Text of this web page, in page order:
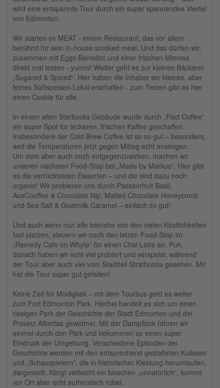
wird eine entspannte Tour durch ein super spannendes Viertel
von Edmonton.
Wir starten im MEAT - einem Restaurant, das vor allem
berühmt für sein in-house smoked meat. Und das dürfen wir,
zusammen mit Eggs Benedict und einer frischen Mimosa
direkt mal testen - yumm! Weiter geht es zur kleinen Bäckerei
„Sugared & Spiced“. Hier haben die Inhaber ein kleines, aber
feines Süßspeisen-Lokal erschaffen - zum Testen gibt es hier
einen Cookie für alle.
In einem alten Starbucks Gebäude wurde durch „Pact Coffee“
ein super Spot für leckeren, frischen Kaffee geschaffen.
Insbesondere der Cold Brew Coffee ist so so gut – besonders,
weil die Temperaturen jetzt gegen Mittag echt ansteigen.
Um dem aber auch noch entgegenzuwirken, machen wir
unseren nächsten Food-Stop bei „Made by Markus“. Hier gibt
es die verrücktesten Eissorten – und die sind dazu noch
organic! Wir probieren uns durch Passionfruit Basil,
AceCooffee & Chocolate Nip, Malted Chocolate Honeycomb
und Sea Salt & Goatmilk Caramel – einfach zu gut!
Und auch wenn nun alle beinahe von den vielen Köstlichkeiten
fast platzen, steuern wir noch den letzen Food-Stop im
„Remedy Cafe on Whyte“ für einen Chai Latte an. Puh,
danach haben wir echt viel probiert und verspeist, während
der Tour aber auch viel vom Stadtteil Strathcona gesehen. Mir
hat die Tour super gut gefallen!
Keine Zeit für Müdigkeit – mit dem Tourbus geht es weiter
zum Fort Edmonton Park. Hierbei handelt es sich um einen
riesigen Park der Geschichte der Stadt Edmonton und der
Provinz Albertas gewidmet. Mit der Dampflock fahren wir
einmal durch den Park und bekommen so einen super
Eindruck der Umgebung. Verschiedene Episoden der
Geschichte werden mit den entsprechend gestalteten Kulissen
und „Schauspielern“, die in historischer Kleidung herumlaufen,
dargestellt. Klingt vielleicht ein bisschen „unnatürlich“, kommt
vor Ort aber echt authentisch rüber.